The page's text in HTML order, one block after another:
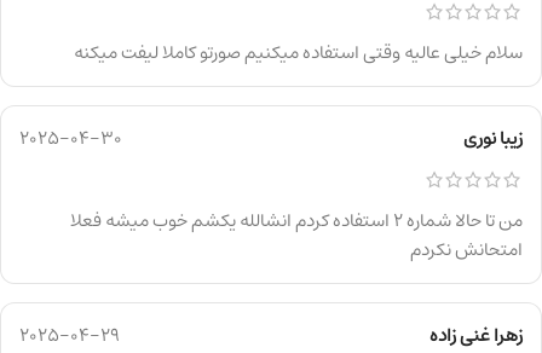
سلام خیلی عالیه وقتی استفاده میکنیم صورتو کاملا لیفت میکنه
زیبا نوری 2025-04-30
من تا حالا شماره ۲ استفاده کردم انشالله یکشم خوب میشه فعلا
امتحانش نکردم
زهرا غنی زاده 2025-04-29